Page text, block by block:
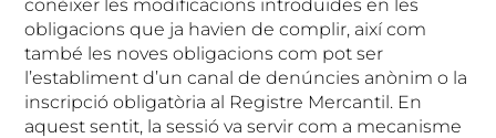
conèixer les modificacions introduïdes en les
obligacions que ja havien de complir, així com
també les noves obligacions com pot ser
l’establiment d’un canal de denúncies anònim o la
inscripció obligatòria al Registre Mercantil. En
aquest sentit, la sessió va servir com a mecanisme